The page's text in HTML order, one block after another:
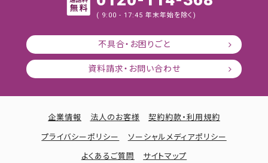
( 9:00 - 17:45 年末年始を除く)
不具合・お困りごと
資料請求・お問い合わせ
企業情報 法人のお客様 契約約款・利用規約
プライバシーポリシー ソーシャルメディアポリシー
よくあるご質問 サイトマップ